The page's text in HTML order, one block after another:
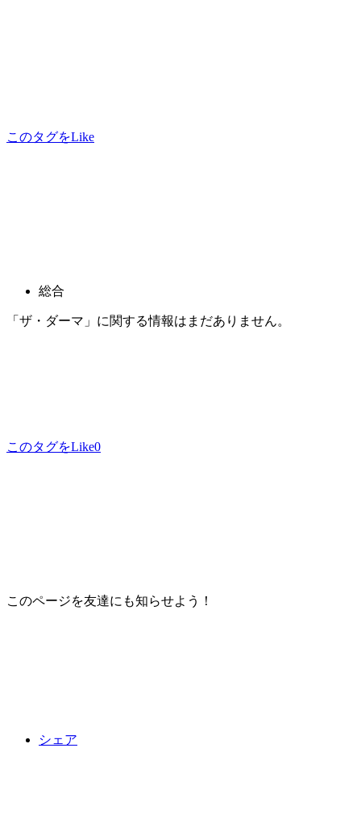
このタグをLike
総合
「ザ・ダーマ」に関する情報はまだありません。
このタグをLike0
このページを友達にも知らせよう！
シェア